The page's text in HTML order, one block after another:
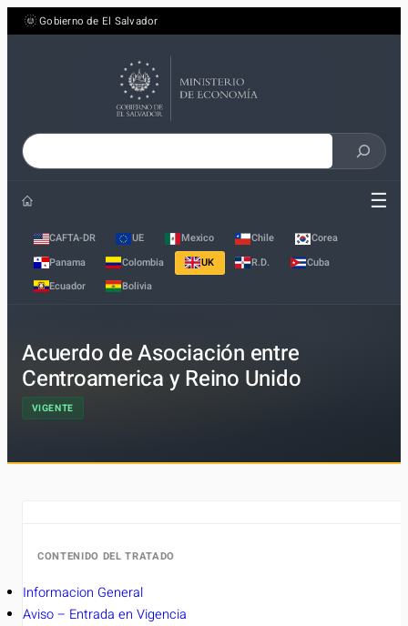
Saltar
al
Gobierno de El Salvador
Buscar
el
☰
CAFTA-DR UE Mexico Chile
Corea
Panama
Colombia UK R.D.
Cuba
Ecuador
Bolivia
Acuerdo de Asociación entre
Centroamerica y Reino Unido
VIGENTE
CONTENIDO DEL TRATADO
Informacion General
Aviso – Entrada en Vigencia